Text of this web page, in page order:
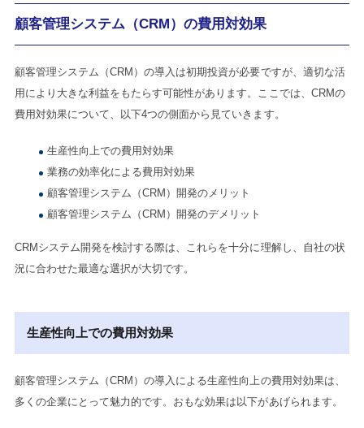
顧客管理システム（CRM）の費用対効果
顧客管理システム（CRM）の導入は初期投資が必要ですが、適切な活
用により大きな利益をもたらす可能性があります。ここでは、CRMの
費用対効果について、以下4つの側面から見ていきます。
生産性向上での費用対効果
業務の効率化による費用対効果
顧客管理システム（CRM）開発のメリット
顧客管理システム（CRM）開発のデメリット
CRMシステム開発を検討する際は、これらを十分に理解し、自社の状
況に合わせた最適な選択が大切です。
生産性向上での費用対効果
顧客管理システム（CRM）の導入による生産性向上の費用対効果は、
多くの企業にとって魅力的です。おもな効果は以下があげられます。